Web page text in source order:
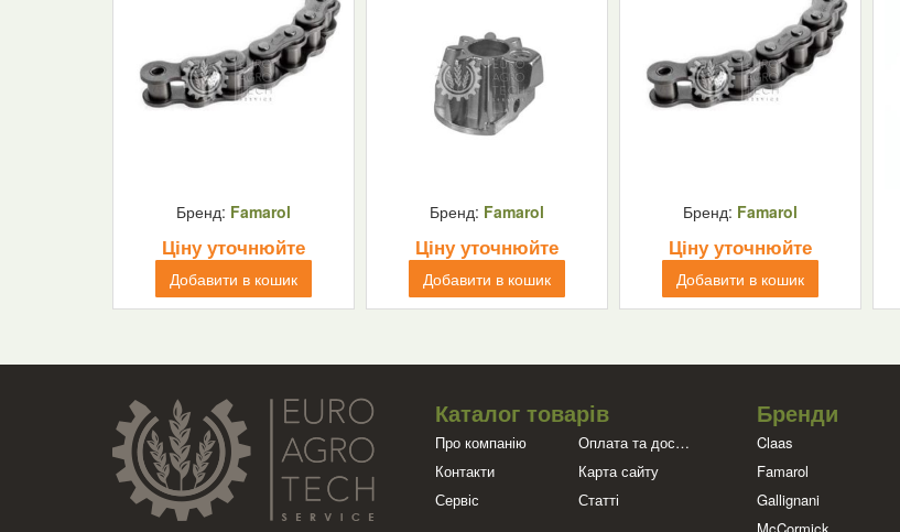
Бренд: Famarol
Ціну уточнюйте
Добавити в кошик
Бренд: Famarol
Ціну уточнюйте
Добавити в кошик
Бренд: Famarol
Ціну уточнюйте
Добавити в кошик
Каталог товарів
Про компанію
Оплата та доставка
Контакти
Карта сайту
Сервіс
Статті
Бренди
Claas
Famarol
Gallignani